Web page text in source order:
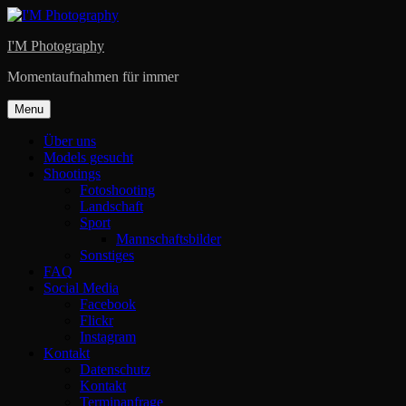
Skip
content
I'M Photography
Momentaufnahmen für immer
Menu
Über uns
Models gesucht
Shootings
Fotoshooting
Landschaft
Sport
Mannschaftsbilder
Sonstiges
FAQ
Social Media
Facebook
Flickr
Instagram
Kontakt
Datenschutz
Kontakt
Terminanfrage